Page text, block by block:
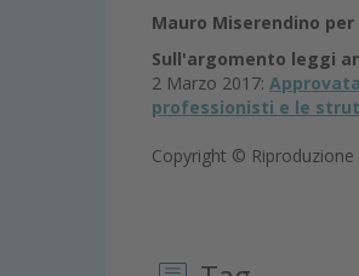
Mauro Miserendino per
Sull'argomento leggi
2 Marzo 2017:
professionisti e le
Copyright ©